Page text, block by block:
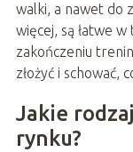
walki, a nawet do
więcej, są łatwe
zakończeniu
złożyć i schować,
Jakie
rynku?